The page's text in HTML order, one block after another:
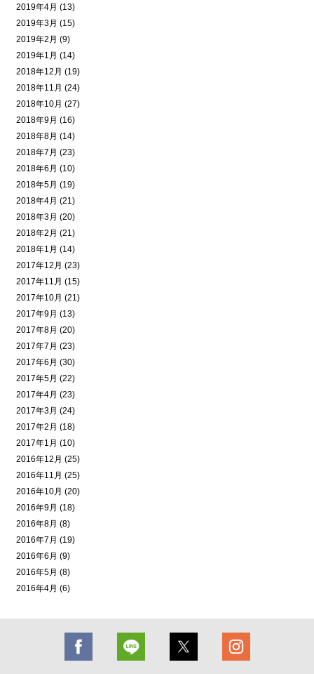
2019年4月 (13)
2019年3月 (15)
2019年2月 (9)
2019年1月 (14)
2018年12月 (19)
2018年11月 (24)
2018年10月 (27)
2018年9月 (16)
2018年8月 (14)
2018年7月 (23)
2018年6月 (10)
2018年5月 (19)
2018年4月 (21)
2018年3月 (20)
2018年2月 (21)
2018年1月 (14)
2017年12月 (23)
2017年11月 (15)
2017年10月 (21)
2017年9月 (13)
2017年8月 (20)
2017年7月 (23)
2017年6月 (30)
2017年5月 (22)
2017年4月 (23)
2017年3月 (24)
2017年2月 (18)
2017年1月 (10)
2016年12月 (25)
2016年11月 (25)
2016年10月 (20)
2016年9月 (18)
2016年8月 (8)
2016年7月 (19)
2016年6月 (9)
2016年5月 (8)
2016年4月 (6)